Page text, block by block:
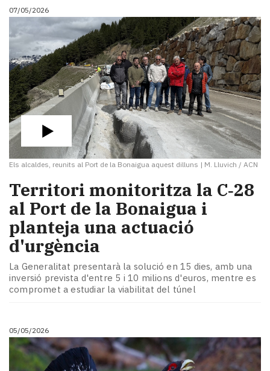
07/05/2026
Els alcaldes, reunits al Port de la Bonaigua aquest dilluns | M. Lluvich / ACN
Territori monitoritza la C‑28
al Port de la Bonaigua i
planteja una actuació
d'urgència
La Generalitat presentarà la solució en 15 dies, amb una
inversió prevista d'entre 5 i 10 milions d'euros, mentre es
compromet a estudiar la viabilitat del túnel
05/05/2026